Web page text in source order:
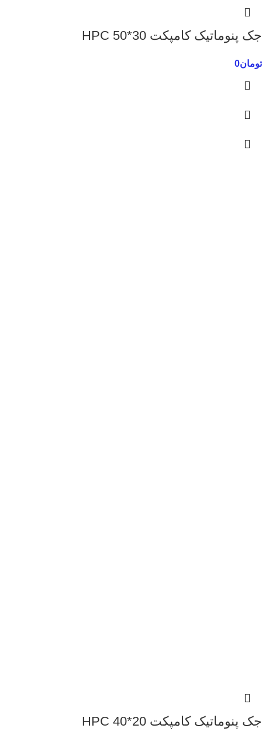
جک پنوماتیک کامپکت 30*50 HPC
تومان0
جک پنوماتیک کامپکت 20*40 HPC